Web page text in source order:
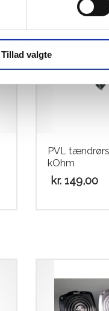
Tillad valgte
PVL
kOhm
kr. 149,00